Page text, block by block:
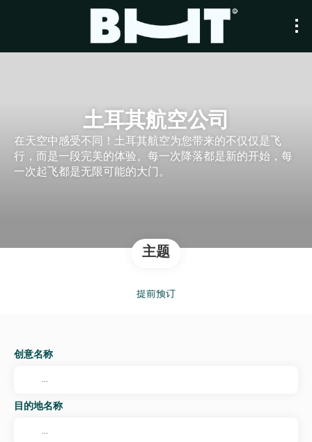
土耳其航空公司
在天空中感受不同！土耳其航空为您带来的不仅仅是飞
行，而是一段完美的体验。每一次降落都是新的开始，每
一次起飞都是无限可能的大门。
主题
提前预订
创意名称
目的地名称